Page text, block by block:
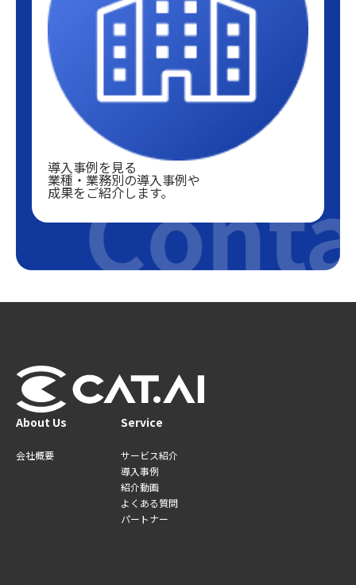
導入事例を見る
業種・業務別の導入事例や
成果をご紹介します。
About Us
会社概要
Service
サービス紹介
導入事例
紹介動画
よくある質問
パートナー